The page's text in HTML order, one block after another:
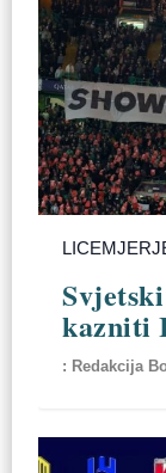
kazniti
Redakcija